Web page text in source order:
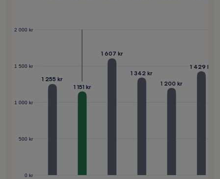
0 kr
500 kr
1 000 kr
1 500 kr
2 000 kr
1 255 kr
1 151 kr
1 607 kr
1 342 kr
1 200 kr
1 429 kr